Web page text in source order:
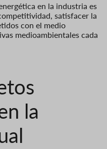
en la industria es
satisfacer la
con el medio
medioambientales cada
la